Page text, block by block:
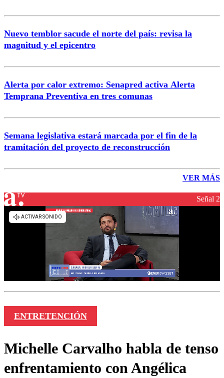
Nuevo temblor sacude el norte del país: revisa la
magnitud y el epicentro
Alerta por calor extremo: Senapred activa Alerta
Temprana Preventiva en tres comunas
Semana legislativa estará marcada por el fin de la
tramitación del proyecto de reconstrucción
VER MÁS
Señal 2
ENTRETENCIÓN
Michelle Carvalho habla de tenso
enfrentamiento con Angélica